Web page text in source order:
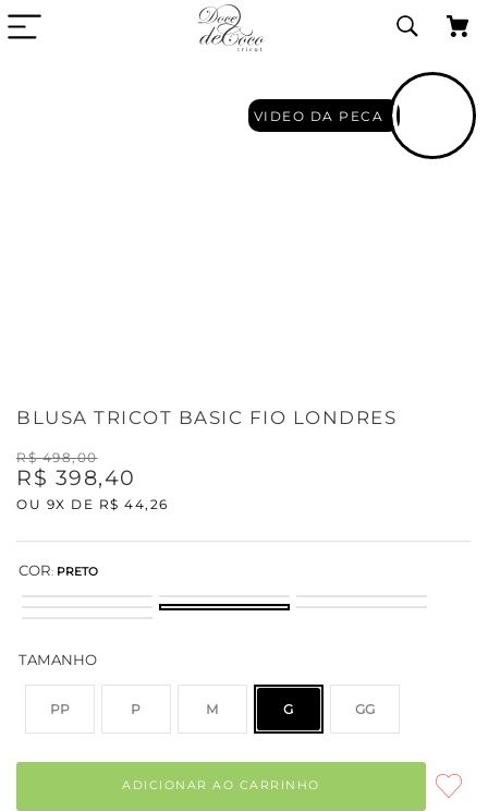
VIDEO DA PECA
BLUSA TRICOT BASIC FIO LONDRES
R$ 498,00
R$ 398,40
OU 9X DE R$ 44, 26
COR: PRETO
TAMANHO
PP P M G GG
ADICIONAR AO CARRINHO